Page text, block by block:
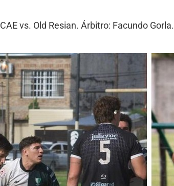
CAE vs. Old Resian. Árbitro: Facundo Gorla.